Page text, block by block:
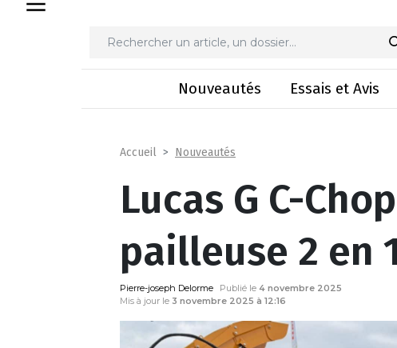
Nouveautés Essais et Avis
Lucas G C-
Accueil Nouveautés
Lucas G C-
pailleuse 2 en
Pierre-joseph Delorme Publié le 4 novembre 2025
Mis à jour le 3 novembre 2025 à 12:16